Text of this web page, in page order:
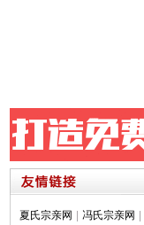
夏氏宗亲网 冯氏宗亲网